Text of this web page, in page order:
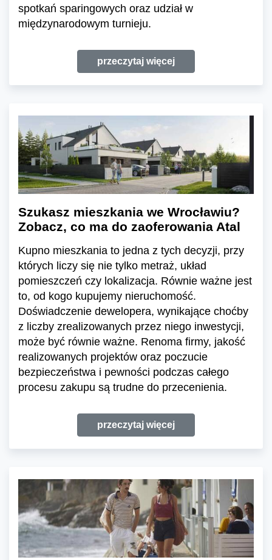
spotkań sparingowych oraz udział w
międzynarodowym turnieju.
przeczytaj więcej
Szukasz mieszkania we Wrocławiu?
Zobacz, co ma do zaoferowania Atal
Kupno mieszkania to jedna z tych decyzji, przy
których liczy się nie tylko metraż, układ
pomieszczeń czy lokalizacja. Równie ważne jest
to, od kogo kupujemy nieruchomość.
Doświadczenie dewelopera, wynikające choćby
z liczby zrealizowanych przez niego inwestycji,
może być równie ważne. Renoma firmy, jakość
realizowanych projektów oraz poczucie
bezpieczeństwa i pewności podczas całego
procesu zakupu są trudne do przecenienia.
przeczytaj więcej